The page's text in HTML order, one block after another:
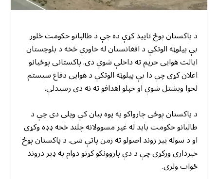
د پاکستان پوځ تایید کړې ده چې د طالبانو حکومت څلور
بې پیلوټه الوتکې د افغانستان له خاورې څخه د بلوچستان
ایالت هوایی حریم ته داخلې شوې دی. پاکستانی پوځیانو
اعلان کړی چې دا بې پیلوټه الوتکې د هوایی دفاع سیستم
لخوا ویشتل شوې او خپلو اهدافو ته نه دی رسیدلې.
د پاکستان پوځی چارواکو په یوه بیان کې ویلی دی چې د
طالبانو حکومت باید له غیر مسوولانه چلند څخه ډډه وکړی
او د سوله ییز ژوند اصولو ته ژمن پاتې شی. د پاکستان پوځ
خبرداری ورکړی چې د دې پاروونکو کړنو دوام به ډیر دروند
ځواب ولری.